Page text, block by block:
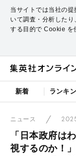
当サイトでは当社の
いて調査・分析した
する目的で Cookie を
新着 ランキ
ニュース
「日本政府は
視するのか！